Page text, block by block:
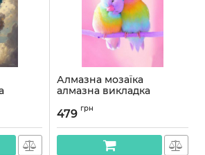
Алмазна мозаїка
алмазна викладка
OG00061SS
Артикул:OG00061SS
479 грн